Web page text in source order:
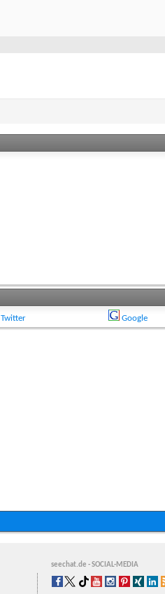
Twitter Google
seechat.de - SOCIAL-MEDIA